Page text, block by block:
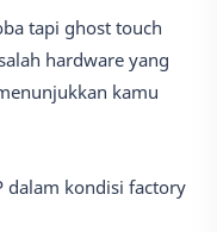
tapi ghost touch
hardware yang
kamu
dalam kondisi factory